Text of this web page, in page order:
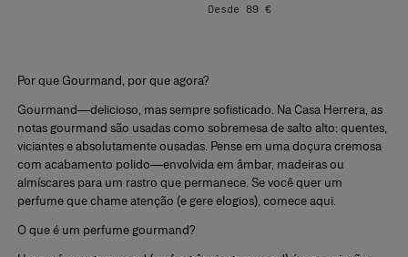
Desde 89 €
Por que Gourmand, por que agora?
Gourmand—delicioso, mas sempre sofisticado. Na Casa Herrera, as
notas gourmand são usadas como sobremesa de salto alto: quentes,
viciantes e absolutamente ousadas. Pense em uma doçura cremosa
com acabamento polido—envolvida em âmbar, madeiras ou
almíscares para um rastro que permanece. Se você quer um
perfume que chame atenção (e gere elogios), comece aqui.
O que é um perfume gourmand?